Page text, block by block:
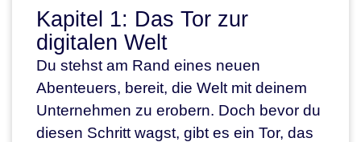
Kapitel 1: Das Tor zur
digitalen Welt
Du stehst am Rand eines neuen
Abenteuers, bereit, die Welt mit deinem
Unternehmen zu erobern. Doch bevor du
diesen Schritt wagst, gibt es ein Tor, das